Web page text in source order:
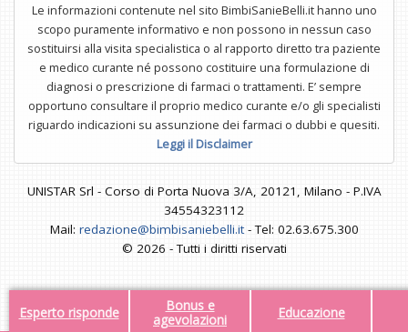
Esperto risponde
Bonus e
agevolazioni
Educazione
Le informazioni contenute nel sito BimbiSanieBelli.it hanno uno
scopo puramente informativo e non possono in nessun caso
sostituirsi alla visita specialistica o al rapporto diretto tra paziente
e medico curante né possono costituire una formulazione di
diagnosi o prescrizione di farmaci o trattamenti. E’ sempre
opportuno consultare il proprio medico curante e/o gli specialisti
riguardo indicazioni su assunzione dei farmaci o dubbi e quesiti.
Leggi il Disclaimer
UNISTAR Srl - Corso di Porta Nuova 3/A, 20121, Milano - P.IVA
34554323112
Mail: redazione@bimbisaniebelli.it- Tel: 02.63.675.300
© 2026 - Tutti i diritti riservati